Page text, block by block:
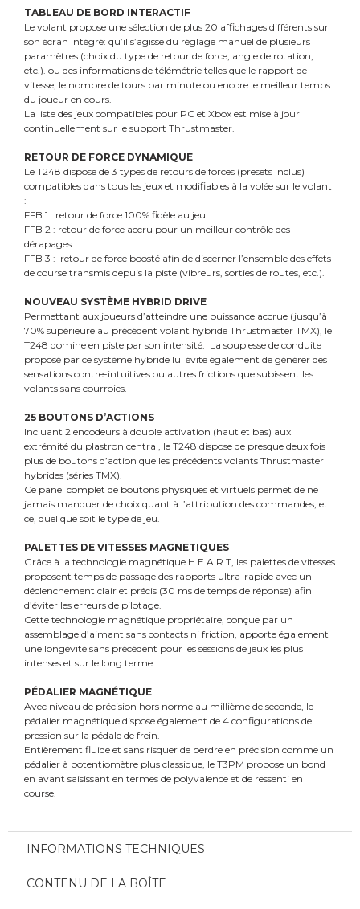
TABLEAU DE BORD INTERACTIF
Le volant propose une sélection de plus 20 affichages différents sur
son écran intégré: qu’il s’agisse du réglage manuel de plusieurs
paramètres (choix du type de retour de force, angle de rotation,
etc.). ou des informations de télémétrie telles que le rapport de
vitesse, le nombre de tours par minute ou encore le meilleur temps
du joueur en cours.
La liste des jeux compatibles pour PC et Xbox est mise à jour
continuellement sur le support Thrustmaster.
RETOUR DE FORCE DYNAMIQUE
Le T248 dispose de 3 types de retours de forces (presets inclus)
compatibles dans tous les jeux et modifiables à la volée sur le volant
:
FFB 1 : retour de force 100% fidèle au jeu.
FFB 2 : retour de force accru pour un meilleur contrôle des
dérapages.
FFB 3 : retour de force boosté afin de discerner l’ensemble des effets
de course transmis depuis la piste (vibreurs, sorties de routes, etc.).
NOUVEAU SYSTÈME HYBRID DRIVE
Permettant aux joueurs d’atteindre une puissance accrue (jusqu’à
70% supérieure au précédent volant hybride Thrustmaster TMX), le
T248 domine en piste par son intensité. La souplesse de conduite
proposé par ce système hybride lui évite également de générer des
sensations contre-intuitives ou autres frictions que subissent les
volants sans courroies.
25 BOUTONS D’ACTIONS
Incluant 2 encodeurs à double activation (haut et bas) aux
extrémité du plastron central, le T248 dispose de presque deux fois
plus de boutons d’action que les précédents volants Thrustmaster
hybrides (séries TMX).
Ce panel complet de boutons physiques et virtuels permet de ne
jamais manquer de choix quant à l’attribution des commandes, et
ce, quel que soit le type de jeu.
PALETTES DE VITESSES MAGNETIQUES
Grâce à la technologie magnétique H.E.A.R.T, les palettes de vitesses
proposent temps de passage des rapports ultra-rapide avec un
déclenchement clair et précis (30 ms de temps de réponse) afin
d’éviter les erreurs de pilotage.
Cette technologie magnétique propriétaire, conçue par un
assemblage d’aimant sans contacts ni friction, apporte également
une longévité sans précédent pour les sessions de jeux les plus
intenses et sur le long terme.
PÉDALIER MAGNÉTIQUE
Avec niveau de précision hors norme au millième de seconde, le
pédalier magnétique dispose également de 4 configurations de
pression sur la pédale de frein.
Entièrement fluide et sans risquer de perdre en précision comme un
pédalier à potentiomètre plus classique, le T3PM propose un bond
en avant saisissant en termes de polyvalence et de ressenti en
course.
INFORMATIONS TECHNIQUES
CONTENU DE LA BOÎTE